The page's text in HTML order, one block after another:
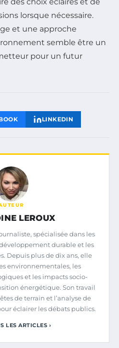
lorsque nécessaire.
et une approche
semble être un
pour un futur
LINKEDIN
LEROUX
spécialisée dans les
durable et les
Depuis plus de dix ans, elle
environnementales, les
et les impacts socio-
énergétique. Son travail
de terrain et l’analyse de
éclairer les débats publics.
LES ARTICLES ›